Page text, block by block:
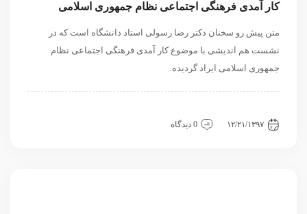
کار آمدی فرهنگی اجتماعی نظام جمهوری اسلامی
متن پیش رو سخنان دکتر رضا رسولی استاد دانشگاه است که در
نشست هم اندیشی با موضوع کار آمدی فرهنگی اجتماعی نظام
جمهوری اسلامی ایراد گردیده.
۱۲/۲۱/۱۳۹۷
0 دیدگاه